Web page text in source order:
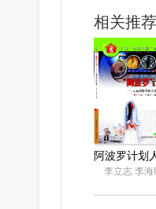
相关推荐
阿波罗计划
李立志 李海